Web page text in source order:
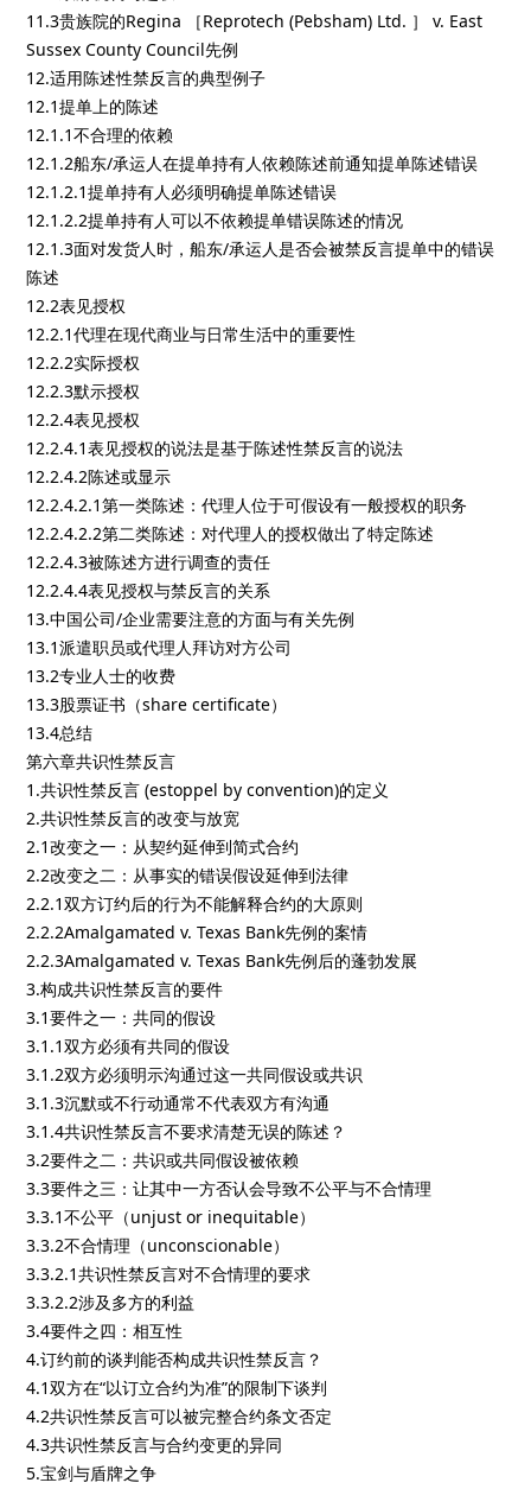
11.3贵族院的Regina ［Reprotech (Pebsham) Ltd. ］ v. East
Sussex County Council先例
12.适用陈述性禁反言的典型例子
12.1提单上的陈述
12.1.1不合理的依赖
12.1.2船东/承运人在提单持有人依赖陈述前通知提单陈述错误
12.1.2.1提单持有人必须明确提单陈述错误
12.1.2.2提单持有人可以不依赖提单错误陈述的情况
12.1.3面对发货人时，船东/承运人是否会被禁反言提单中的错误
陈述
12.2表见授权
12.2.1代理在现代商业与日常生活中的重要性
12.2.2实际授权
12.2.3默示授权
12.2.4表见授权
12.2.4.1表见授权的说法是基于陈述性禁反言的说法
12.2.4.2陈述或显示
12.2.4.2.1第一类陈述：代理人位于可假设有一般授权的职务
12.2.4.2.2第二类陈述：对代理人的授权做出了特定陈述
12.2.4.3被陈述方进行调查的责任
12.2.4.4表见授权与禁反言的关系
13.中国公司/企业需要注意的方面与有关先例
13.1派遣职员或代理人拜访对方公司
13.2专业人士的收费
13.3股票证书（share certificate）
13.4总结
第六章共识性禁反言
1.共识性禁反言 (estoppel by convention)的定义
2.共识性禁反言的改变与放宽
2.1改变之一：从契约延伸到简式合约
2.2改变之二：从事实的错误假设延伸到法律
2.2.1双方订约后的行为不能解释合约的大原则
2.2.2Amalgamated v. Texas Bank先例的案情
2.2.3Amalgamated v. Texas Bank先例后的蓬勃发展
3.构成共识性禁反言的要件
3.1要件之一：共同的假设
3.1.1双方必须有共同的假设
3.1.2双方必须明示沟通过这一共同假设或共识
3.1.3沉默或不行动通常不代表双方有沟通
3.1.4共识性禁反言不要求清楚无误的陈述？
3.2要件之二：共识或共同假设被依赖
3.3要件之三：让其中一方否认会导致不公平与不合情理
3.3.1不公平（unjust or inequitable）
3.3.2不合情理（unconscionable）
3.3.2.1共识性禁反言对不合情理的要求
3.3.2.2涉及多方的利益
3.4要件之四：相互性
4.订约前的谈判能否构成共识性禁反言？
4.1双方在“以订立合约为准”的限制下谈判
4.2共识性禁反言可以被完整合约条文否定
4.3共识性禁反言与合约变更的异同
5.宝剑与盾牌之争